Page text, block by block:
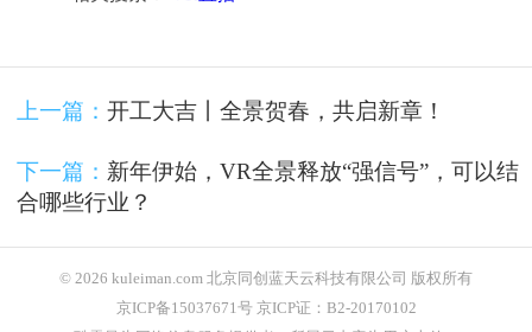
上一篇： 开工大吉丨全景贺春，共启新章！
下一篇： 新年伊始，VR全景释放“强信号”，可以结
合哪些行业？
© 2026 kuleiman.com 北京同创蓝天云科技有限公司 版权所有
京ICP备15037671号 京ICP证：B2-20170102